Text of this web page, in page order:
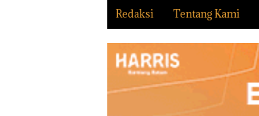
Redaksi Tentang Kami